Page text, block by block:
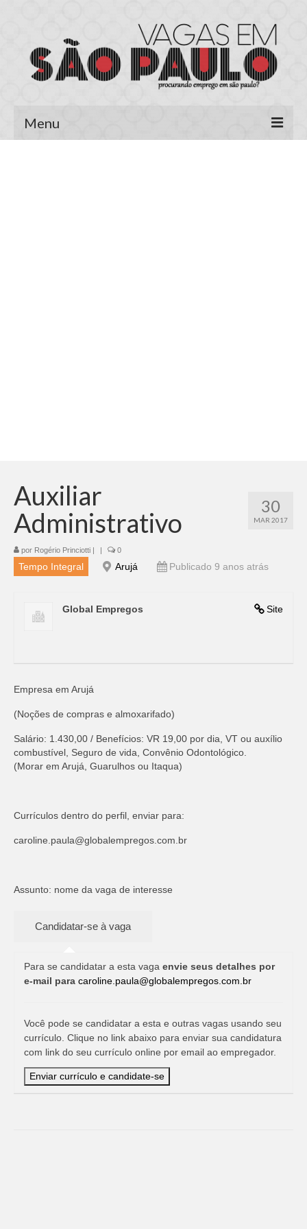
Menu
30
MAR 2017
Auxiliar
Administrativo
por Rogério Princiotti | | 0
Tempo Integral Arujá Publicado 9 anos atrás
Site
Global Empregos
Empresa em Arujá
(Noções de compras e almoxarifado)
Salário: 1.430,00 / Benefícios: VR 19,00 por dia, VT ou auxílio
combustível, Seguro de vida, Convênio Odontológico.
(Morar em Arujá, Guarulhos ou Itaqua)
Currículos dentro do perfil, enviar para:
caroline.paula@globalempregos.com.br
Assunto: nome da vaga de interesse
Para se candidatar a esta vaga envie seus detalhes por
e-mail para caroline.paula@globalempregos.com.br
Você pode se candidatar a esta e outras vagas usando seu
currículo. Clique no link abaixo para enviar sua candidatura
com link do seu currículo online por email ao empregador.